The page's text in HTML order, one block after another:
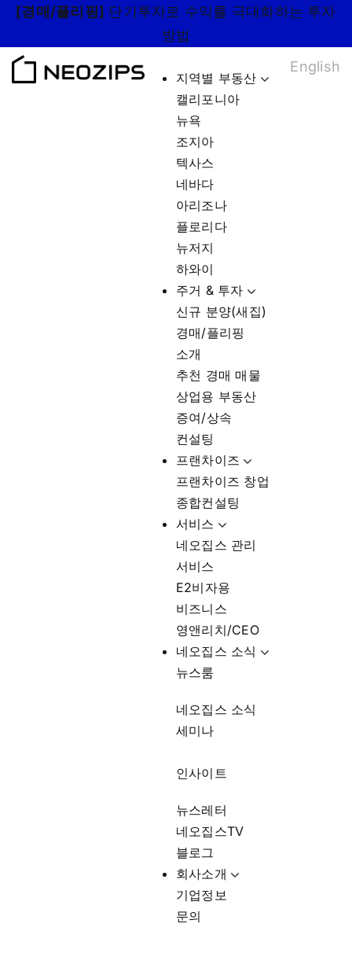
Skip
content
[경매/플리핑] 단기투자로 수익률 극대화하는 투자
방법
지역별 부동산
캘리포니아
뉴욕
조지아
텍사스
네바다
아리조나
플로리다
뉴저지
하와이
주거 & 투자
신규 분양(새집)
경매/플리핑
소개
추천 경매 매물
상업용 부동산
증여/상속
컨설팅
프랜차이즈
프랜차이즈 창업
종합컨설팅
서비스
네오집스 관리
서비스
E2비자용
비즈니스
영앤리치/CEO
네오집스 소식
뉴스룸
네오집스 소식
세미나
인사이트
뉴스레터
네오집스TV
블로그
회사소개
기업정보
문의
English